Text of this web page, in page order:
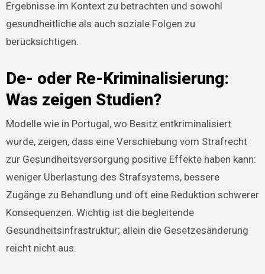
Ergebnisse im Kontext zu betrachten und sowohl
gesundheitliche als auch soziale Folgen zu
berücksichtigen.
De- oder Re-Kriminalisierung:
Was zeigen Studien?
Modelle wie in Portugal, wo Besitz entkriminalisiert
wurde, zeigen, dass eine Verschiebung vom Strafrecht
zur Gesundheitsversorgung positive Effekte haben kann:
weniger Überlastung des Strafsystems, bessere
Zugänge zu Behandlung und oft eine Reduktion schwerer
Konsequenzen. Wichtig ist die begleitende
Gesundheitsinfrastruktur; allein die Gesetzesänderung
reicht nicht aus.